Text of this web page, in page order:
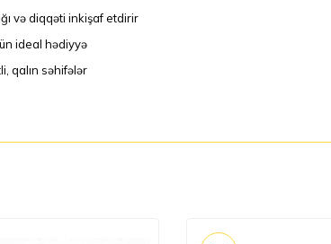
və diqqəti inkişaf etdirir
ideal hədiyyə
qalın səhifələr